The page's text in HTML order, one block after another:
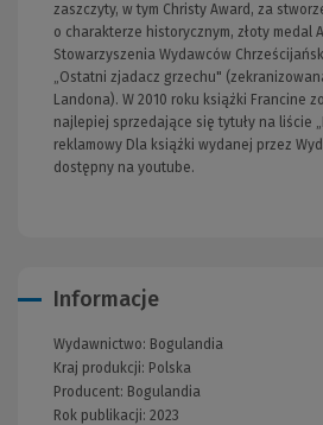
zaszczyty, w tym Christy Award, za
o charakterze historycznym, złoty medal
Stowarzyszenia Wydawców
„Ostatni zjadacz grzechu"
Landona). W 2010 roku książki Francine
najlepiej sprzedające się tytuły na liście
reklamowy Dla książki wydanej przez
dostępny na youtube.
Informacje
Wydawnictwo: Bogulandia
Kraj produkcji: Polska
Producent: Bogulandia
Rok publikacji: 2023